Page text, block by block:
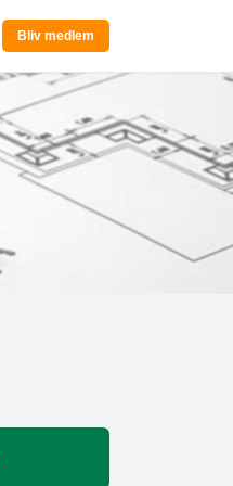
Bliv medlem